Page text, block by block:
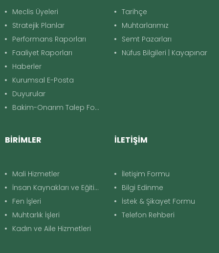
Meclis Üyeleri
Stratejik Planlar
Performans Raporları
Faaliyet Raporları
Haberler
Kurumsal E-Posta
Duyurular
Bakim-Onarım Talep Formu
Tarihçe
Muhtarlarımız
Semt Pazarları
Nüfus Bilgileri | Kayapınar
BİRİMLER
Mali Hizmetler
İnsan Kaynakları ve Eğitim
Fen İşleri
Muhtarlık İşleri
Kadın ve Aile Hizmetleri
İLETİŞİM
İletişim Formu
Bilgi Edinme
İstek & Şikayet Formu
Telefon Rehberi